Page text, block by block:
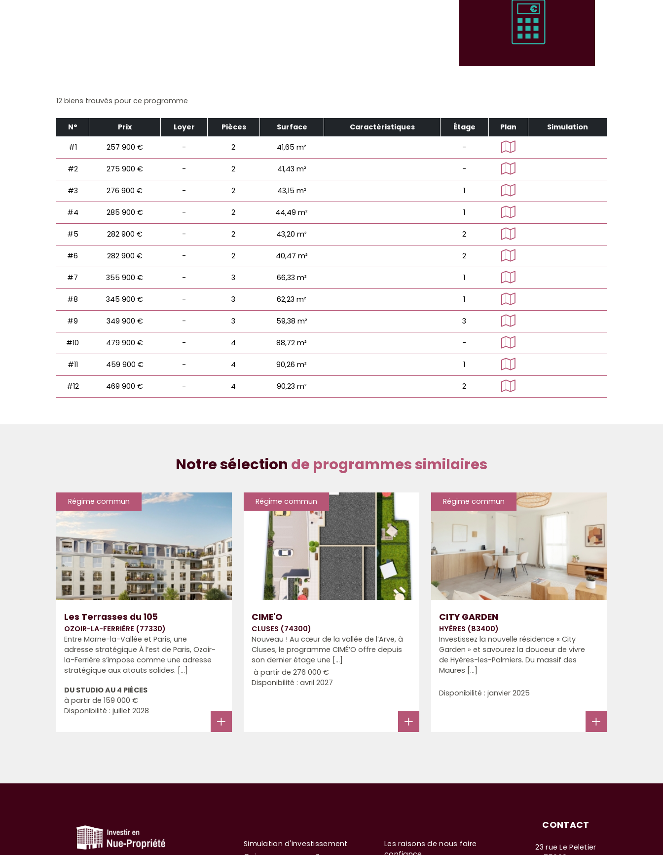
12 biens trouvés pour ce programme
N° Prix Loyer Pièces Surface Caractéristiques Étage Plan Simulation
#1 257 900 € - 2 41,65 m² -
#2 275 900 € - 2 41,43 m² -
#3 276 900 € - 2 43,15 m² 1
#4 285 900 € - 2 44,49 m² 1
#5 282 900 € - 2 43,20 m² 2
#6 282 900 € - 2 40,47 m² 2
#7 355 900 € - 3 66,33 m² 1
#8 345 900 € - 3 62,23 m² 1
#9 349 900 € - 3 59,38 m² 3
#10 479 900 € - 4 88,72 m² -
#11 459 900 € - 4 90,26 m² 1
#12 469 900 € - 4 90,23 m² 2
Notre sélection de programmes similaires
Régime commun
Les Terrasses du 105
OZOIR-LA-FERRIÈRE (77330)
Entre Marne-la-Vallée et Paris, une
adresse stratégique À l’est de Paris, Ozoir-
la-Ferrière s’impose comme une adresse
stratégique aux atouts solides. [...]
DU STUDIO AU 4 PIÈCES
à partir de 159 000 €
Disponibilité : juillet 2028
Régime commun
CIME'O
CLUSES (74300)
Nouveau ! Au cœur de la vallée de l’Arve, à
Cluses, le programme CIMÉ’O offre depuis
son dernier étage une [...]
à partir de 276 000 €
Disponibilité : avril 2027
Régime commun
CITY GARDEN
HYÈRES (83400)
Investissez la nouvelle résidence « City
Garden » et savourez la douceur de vivre
de Hyères-les-Palmiers. Du massif des
Maures [...]
Disponibilité : janvier 2025
Simulation d'investissement
Les raisons de nous faire
CONTACT
23 rue Le Peletier